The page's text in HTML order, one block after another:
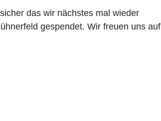
das wir nächstes mal wieder
gespendet. Wir freuen uns auf